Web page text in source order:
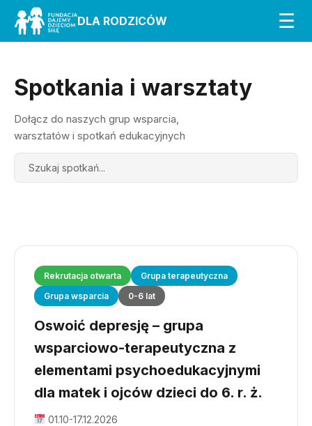
DLA RODZICÓW ☰
Spotkania i warsztaty
Dołącz do naszych grup wsparcia,
warsztatów i spotkań edukacyjnych
Search
Rekrutacja otwarta
Grupa terapeutyczna
Grupa wsparcia
0-6 lat
Oswoić depresję – grupa
wsparciowo-terapeutyczna z
elementami psychoedukacyjnymi
dla matek i ojców dzieci do 6. r. ż.
01.10-17.12.2026